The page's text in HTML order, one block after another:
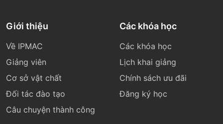
Giới thiệu
Về IPMAC
Giảng viên
Cơ sở vật chất
Đối tác đào tạo
Câu chuyện thành công
Các khóa học
Các khóa học
Lịch khai giảng
Chính sách ưu đãi
Đăng ký học